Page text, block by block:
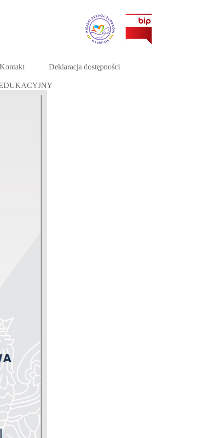
Kontakt Deklaracja dostępności